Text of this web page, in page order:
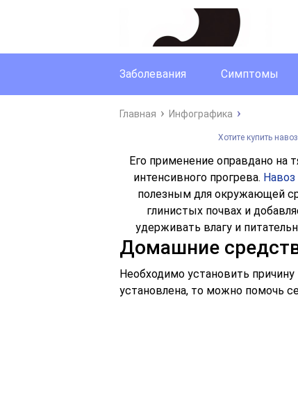
Заболевания Симптомы
Главная Инфографика
Хотите купить
Его применение оправдано на
интенсивного прогрева. Навоз
полезным для окружающей
глинистых почвах и
удерживать влагу и
Домашние
Необходимо установить
установлена, то можно помочь